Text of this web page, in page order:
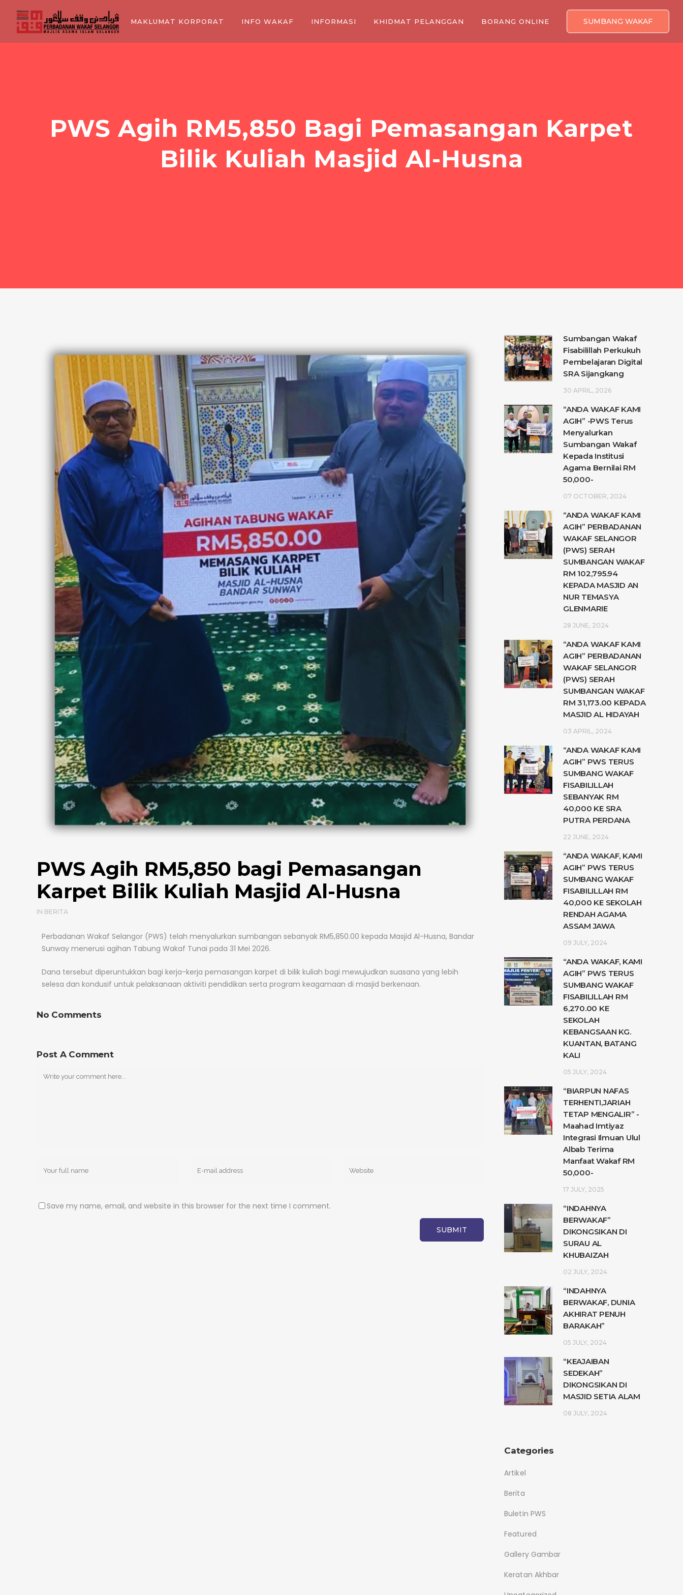
SUMBANG WAKAF
MAKLUMAT KORPORAT INFO WAKAF INFORMASI KHIDMAT PELANGGAN BORANG ONLINE
PWS Agih RM5,850 Bagi Pemasangan Karpet
Bilik Kuliah Masjid Al-Husna
PWS Agih RM5,850 bagi Pemasangan
Karpet Bilik Kuliah Masjid Al-Husna
IN BERITA
Perbadanan Wakaf Selangor (PWS) telah menyalurkan sumbangan sebanyak RM5,850.00 kepada Masjid Al-Husna, Bandar
Sunway menerusi agihan Tabung Wakaf Tunai pada 31 Mei 2026.
Dana tersebut diperuntukkan bagi kerja-kerja pemasangan karpet di bilik kuliah bagi mewujudkan suasana yang lebih
selesa dan kondusif untuk pelaksanaan aktiviti pendidikan serta program keagamaan di masjid berkenaan.
No Comments
Post A Comment
Save my name, email, and website in this browser for the next time I comment.
Sumbangan Wakaf
Fisabilillah Perkukuh
Pembelajaran Digital
SRA Sijangkang
30 APRIL, 2026
“ANDA WAKAF KAMI
AGIH” -PWS Terus
Menyalurkan
Sumbangan Wakaf
Kepada Institusi
Agama Bernilai RM
50,000-
07 OCTOBER, 2024
“ANDA WAKAF KAMI
AGIH” PERBADANAN
WAKAF SELANGOR
(PWS) SERAH
SUMBANGAN WAKAF
RM 102,795.94
KEPADA MASJID AN
NUR TEMASYA
GLENMARIE
28 JUNE, 2024
“ANDA WAKAF KAMI
AGIH” PERBADANAN
WAKAF SELANGOR
(PWS) SERAH
SUMBANGAN WAKAF
RM 31,173.00 KEPADA
MASJID AL HIDAYAH
03 APRIL, 2024
“ANDA WAKAF KAMI
AGIH” PWS TERUS
SUMBANG WAKAF
FISABILILLAH
SEBANYAK RM
40,000 KE SRA
PUTRA PERDANA
22 JUNE, 2024
“ANDA WAKAF, KAMI
AGIH” PWS TERUS
SUMBANG WAKAF
FISABILILLAH RM
40,000 KE SEKOLAH
RENDAH AGAMA
ASSAM JAWA
09 JULY, 2024
“ANDA WAKAF, KAMI
AGIH” PWS TERUS
SUMBANG WAKAF
FISABILILLAH RM
6,270.00 KE
SEKOLAH
KEBANGSAAN KG.
KUANTAN, BATANG
KALI
05 JULY, 2024
“BIARPUN NAFAS
TERHENTI,JARIAH
TETAP MENGALIR” -
Maahad Imtiyaz
Integrasi Ilmuan Ulul
Albab Terima
Manfaat Wakaf RM
50,000-
17 JULY, 2025
“INDAHNYA
BERWAKAF”
DIKONGSIKAN DI
SURAU AL
KHUBAIZAH
02 JULY, 2024
“INDAHNYA
BERWAKAF, DUNIA
AKHIRAT PENUH
BARAKAH”
05 JULY, 2024
“KEAJAIBAN
SEDEKAH”
DIKONGSIKAN DI
MASJID SETIA ALAM
08 JULY, 2024
Categories
Artikel
Berita
Buletin PWS
Featured
Gallery Gambar
Keratan Akhbar